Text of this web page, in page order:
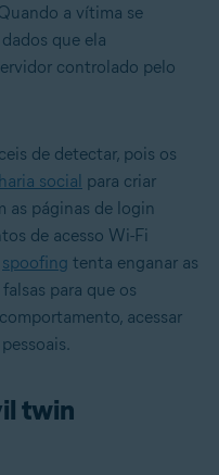
a vítima se
que ela
controlado pelo
de detectar, pois os
social para criar
as páginas de login
de acesso Wi-Fi
spoofing tenta enganar as
para que os
acessar
twin